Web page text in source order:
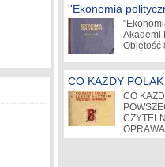
''Ekonomia
Akademi
Objętość
CO KAŻDY
CO